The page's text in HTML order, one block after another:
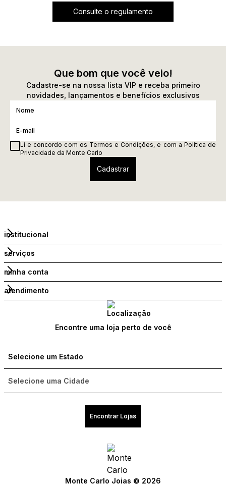
Compre com um Embaixador
Compre com um Embaixador
Consulte o regulamento
Compre com um Embaixador
Que bom que você veio!
Cadastre-se na nossa lista VIP e receba primeiro
novidades, lançamentos e benefícios exclusivos
Li e concordo com os Termos e Condições, e com a Política de
Privacidade da Monte Carlo
Compre com um Embaixador
institucional
serviços
minha conta
atendimento
Encontre uma loja perto de você
Encontrar Lojas
Monte Carlo Joias © 2026
Compre com um Embaixador
Compre com um Embaixador